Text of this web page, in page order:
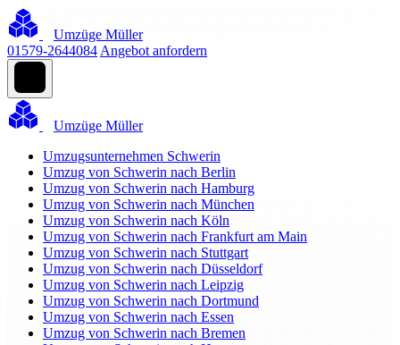
Umzüge Müller
01579-2644084 Angebot anfordern
Umzüge Müller
Umzugsunternehmen Schwerin
Umzug von Schwerin nach Berlin
Umzug von Schwerin nach Hamburg
Umzug von Schwerin nach München
Umzug von Schwerin nach Köln
Umzug von Schwerin nach Frankfurt am Main
Umzug von Schwerin nach Stuttgart
Umzug von Schwerin nach Düsseldorf
Umzug von Schwerin nach Leipzig
Umzug von Schwerin nach Dortmund
Umzug von Schwerin nach Essen
Umzug von Schwerin nach Bremen